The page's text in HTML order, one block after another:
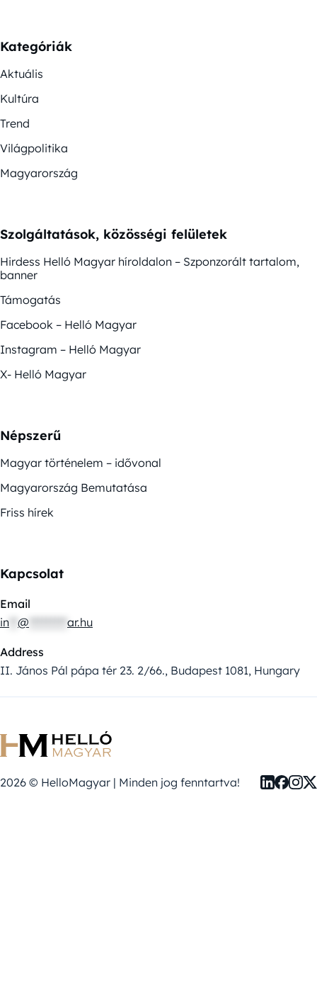
Kategóriák
Aktuális
Kultúra
Trend
Világpolitika
Magyarország
Szolgáltatások, közösségi felületek
Hirdess Helló Magyar híroldalon – Szponzorált tartalom,
banner
Támogatás
Facebook – Helló Magyar
Instagram – Helló Magyar
X- Helló Magyar
Népszerű
Magyar történelem – idővonal
Magyarország Bemutatása
Friss hírek
Kapcsolat
Email
in @ ar.hu
Address
II. János Pál pápa tér 23. 2/66., Budapest 1081, Hungary
2026 © HelloMagyar | Minden jog fenntartva!